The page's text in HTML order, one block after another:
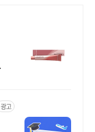
광고